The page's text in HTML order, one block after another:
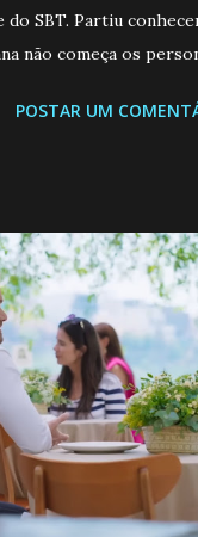
SBT. Partiu
não começa os
26 JOANA
até encontrar o
já que dedica
estudando e
da família a
uma personalidade
a idade, determinada,
injustiças e é uma
quando
ginecológico, ela é
POSTAR UM